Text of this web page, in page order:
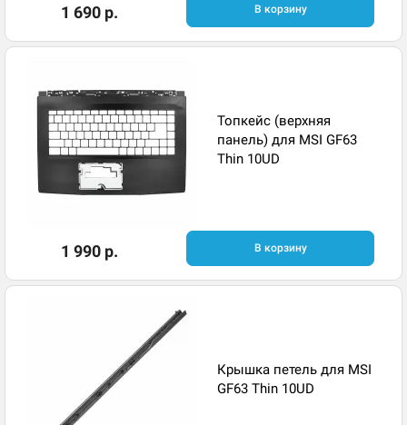
1 690 р. В корзину
Топкейс (верхняя
панель) для MSI GF63
Thin 10UD
1 990 р. В корзину
Крышка петель для MSI
GF63 Thin 10UD